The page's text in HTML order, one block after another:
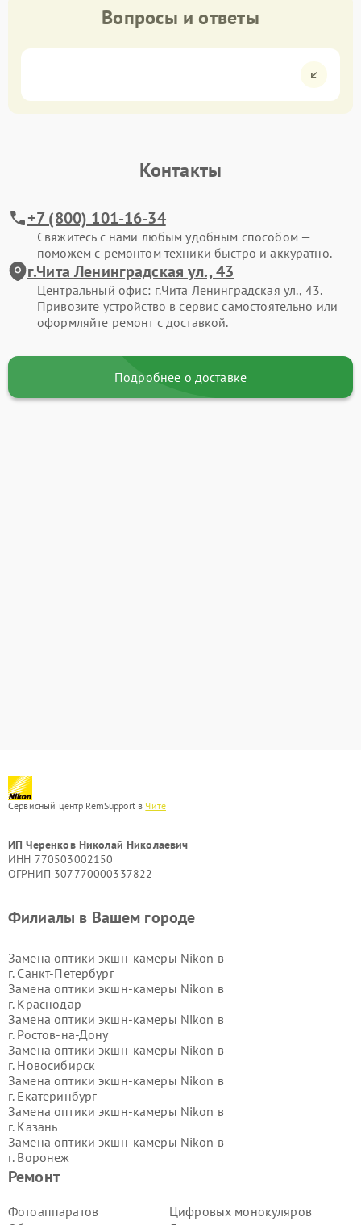
Вопросы и ответы
Контакты
+7 (800) 101-16-34
Свяжитесь с нами любым удобным способом —
поможем с ремонтом техники быстро и аккуратно.
г.Чита Ленинградская ул., 43
Центральный офис: г.Чита Ленинградская ул., 43.
Привозите устройство в сервис самостоятельно или
оформляйте ремонт с доставкой.
Подробнее о доставке
Сервисный центр RemSupport в Чите
ИП Черенков Николай Николаевич
ИНН 770503002150
ОГРНИП 307770000337822
Ремонт
Фотоаппаратов
Цифровых монокуляров
Филиалы в Вашем городе
Замена оптики экшн-камеры Nikon в
г. Санкт-Петербург
Замена оптики экшн-камеры Nikon в
г. Краснодар
Замена оптики экшн-камеры Nikon в
г. Ростов-на-Дону
Замена оптики экшн-камеры Nikon в
г. Новосибирск
Замена оптики экшн-камеры Nikon в
г. Екатеринбург
Замена оптики экшн-камеры Nikon в
г. Казань
Замена оптики экшн-камеры Nikon в
г. Воронеж
Замена оптики экшн-камеры Nikon в
Замена оптики экшн-камеры Nikon в
г.Самара